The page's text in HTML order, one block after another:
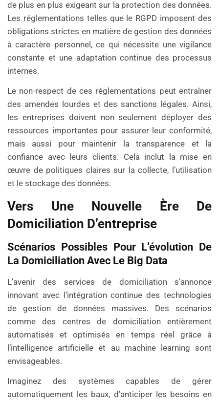
de plus en plus exigeant sur la protection des données.
Les réglementations telles que le RGPD imposent des
obligations strictes en matière de gestion des données
à caractère personnel, ce qui nécessite une vigilance
constante et une adaptation continue des processus
internes.
Le non-respect de ces réglementations peut entraîner
des amendes lourdes et des sanctions légales. Ainsi,
les entreprises doivent non seulement déployer des
ressources importantes pour assurer leur conformité,
mais aussi pour maintenir la transparence et la
confiance avec leurs clients. Cela inclut la mise en
œuvre de politiques claires sur la collecte, l’utilisation
et le stockage des données.
Vers Une Nouvelle Ère De
Domiciliation D’entreprise
Scénarios Possibles Pour L’évolution De
La Domiciliation Avec Le Big Data
L’avenir des services de domiciliation s’annonce
innovant avec l’intégration continue des technologies
de gestion de données massives. Des scénarios
comme des centres de domiciliation entièrement
automatisés et optimisés en temps réel grâce à
l’intelligence artificielle et au machine learning sont
envisageables.
Imaginez des systèmes capables de gérer
automatiquement les baux, d’anticiper les besoins en